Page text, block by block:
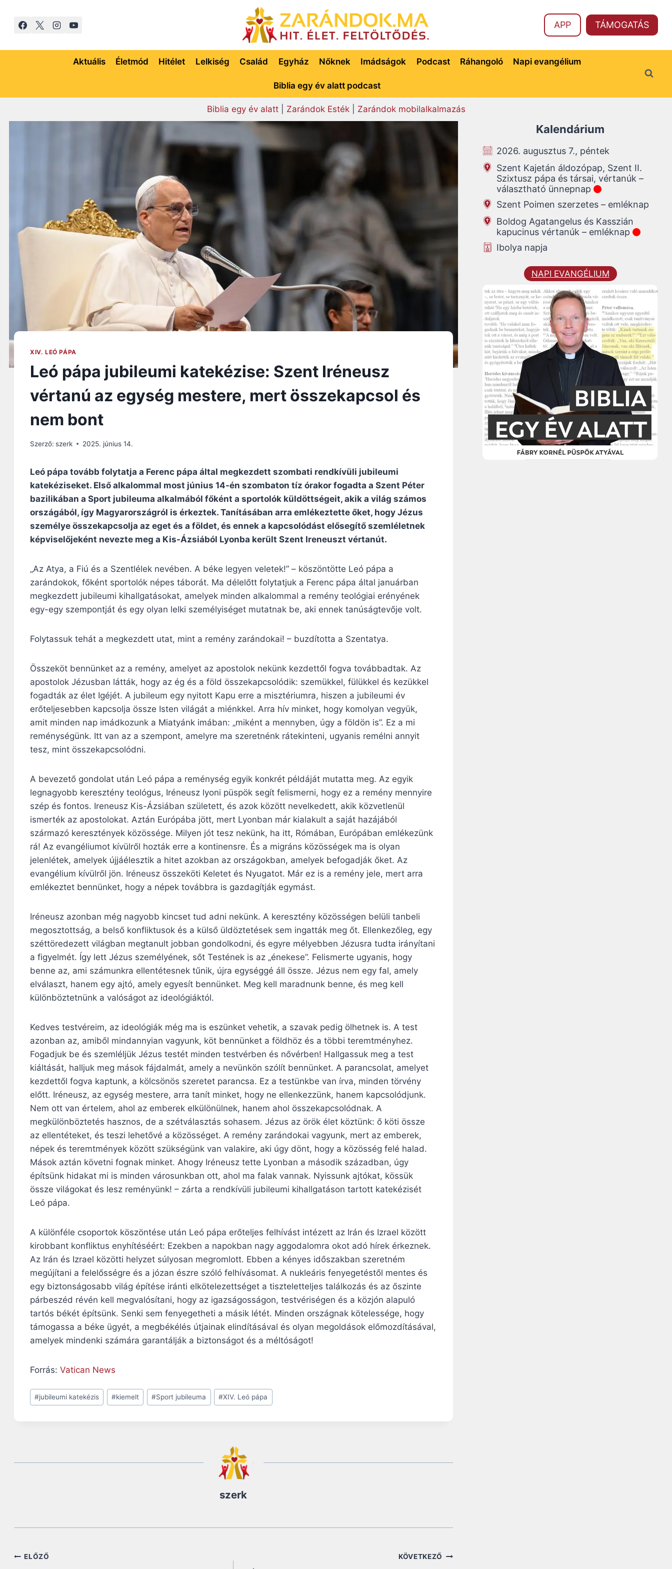
APP TÁMOGATÁS
Aktuális Életmód Hitélet Lelkiség Család Egyház Nőknek Imádságok Podcast Ráhangoló Napi evangélium
Biblia egy év alatt podcast
Biblia egy év alatt| Zarándok Esték| Zarándok mobilalkalmazás
XIV. LEÓ PÁPA
Leó pápa jubileumi katekézise: Szent Iréneusz
vértanú az egység mestere, mert összekapcsol és
nem bont
Szerző: szerk 2025. június 14.
Leó pápa tovább folytatja a Ferenc pápa által megkezdett szombati rendkívüli jubileumi
katekéziseket. Első alkalommal most június 14-én szombaton tíz órakor fogadta a Szent Péter
bazilikában a Sport jubileuma alkalmából főként a sportolók küldöttségeit, akik a világ számos
országából, így Magyarországról is érkeztek. Tanításában arra emlékeztette őket, hogy Jézus
személye összekapcsolja az eget és a földet, és ennek a kapcsolódást elősegítő szemléletnek
képviselőjeként nevezte meg a Kis-Ázsiából Lyonba került Szent Ireneuszt vértanút.
„Az Atya, a Fiú és a Szentlélek nevében. A béke legyen veletek!” – köszöntötte Leó pápa a
zarándokok, főként sportolók népes táborát. Ma délelőtt folytatjuk a Ferenc pápa által januárban
megkezdett jubileumi kihallgatásokat, amelyek minden alkalommal a remény teológiai erényének
egy-egy szempontját és egy olyan lelki személyiséget mutatnak be, aki ennek tanúságtevője volt.
Folytassuk tehát a megkezdett utat, mint a remény zarándokai! – buzdította a Szentatya.
Összeköt bennünket az a remény, amelyet az apostolok nekünk kezdettől fogva továbbadtak. Az
apostolok Jézusban látták, hogy az ég és a föld összekapcsolódik: szemükkel, fülükkel és kezükkel
fogadták az élet Igéjét. A jubileum egy nyitott Kapu erre a misztériumra, hiszen a jubileumi év
erőteljesebben kapcsolja össze Isten világát a miénkkel. Arra hív minket, hogy komolyan vegyük,
amit minden nap imádkozunk a Miatyánk imában: „miként a mennyben, úgy a földön is”. Ez a mi
reménységünk. Itt van az a szempont, amelyre ma szeretnénk rátekinteni, ugyanis remélni annyit
tesz, mint összekapcsolódni.
A bevezető gondolat után Leó pápa a reménység egyik konkrét példáját mutatta meg. Az egyik
legnagyobb keresztény teológus, Iréneusz lyoni püspök segít felismerni, hogy ez a remény mennyire
szép és fontos. Ireneusz Kis-Ázsiában született, és azok között nevelkedett, akik közvetlenül
ismerték az apostolokat. Aztán Európába jött, mert Lyonban már kialakult a saját hazájából
származó keresztények közössége. Milyen jót tesz nekünk, ha itt, Rómában, Európában emlékezünk
rá! Az evangéliumot kívülről hozták erre a kontinensre. És a migráns közösségek ma is olyan
jelenlétek, amelyek újjáélesztik a hitet azokban az országokban, amelyek befogadják őket. Az
evangélium kívülről jön. Iréneusz összeköti Keletet és Nyugatot. Már ez is a remény jele, mert arra
emlékeztet bennünket, hogy a népek továbbra is gazdagítják egymást.
Iréneusz azonban még nagyobb kincset tud adni nekünk. A keresztény közösségen belüli tanbeli
megosztottság, a belső konfliktusok és a külső üldöztetések sem ingatták meg őt. Ellenkezőleg, egy
széttöredezett világban megtanult jobban gondolkodni, és egyre mélyebben Jézusra tudta irányítani
a figyelmét. Így lett Jézus személyének, sőt Testének is az „énekese”. Felismerte ugyanis, hogy
benne az, ami számunkra ellentétesnek tűnik, újra egységgé áll össze. Jézus nem egy fal, amely
elválaszt, hanem egy ajtó, amely egyesít bennünket. Meg kell maradnunk benne, és meg kell
különböztetnünk a valóságot az ideológiáktól.
Kedves testvéreim, az ideológiák még ma is eszünket vehetik, a szavak pedig ölhetnek is. A test
azonban az, amiből mindannyian vagyunk, köt bennünket a földhöz és a többi teremtményhez.
Fogadjuk be és szemléljük Jézus testét minden testvérben és nővérben! Hallgassuk meg a test
kiáltását, halljuk meg mások fájdalmát, amely a nevünkön szólít bennünket. A parancsolat, amelyet
kezdettől fogva kaptunk, a kölcsönös szeretet parancsa. Ez a testünkbe van írva, minden törvény
előtt. Iréneusz, az egység mestere, arra tanít minket, hogy ne ellenkezzünk, hanem kapcsolódjunk.
Nem ott van értelem, ahol az emberek elkülönülnek, hanem ahol összekapcsolódnak. A
megkülönböztetés hasznos, de a szétválasztás sohasem. Jézus az örök élet köztünk: ő köti össze
az ellentéteket, és teszi lehetővé a közösséget. A remény zarándokai vagyunk, mert az emberek,
népek és teremtmények között szükségünk van valakire, aki úgy dönt, hogy a közösség felé halad.
Mások aztán követni fognak minket. Ahogy Iréneusz tette Lyonban a második században, úgy
építsünk hidakat mi is minden városunkban ott, ahol ma falak vannak. Nyissunk ajtókat, kössük
össze világokat és lesz reményünk! – zárta a rendkívüli jubileumi kihallgatáson tartott katekézisét
Leó pápa.
A különféle csoportok köszöntése után Leó pápa erőteljes felhívást intézett az Irán és Izrael között
kirobbant konfliktus enyhítéséért: Ezekben a napokban nagy aggodalomra okot adó hírek érkeznek.
Az Irán és Izrael közötti helyzet súlyosan megromlott. Ebben a kényes időszakban szeretném
megújítani a felelősségre és a józan észre szóló felhívásomat. A nukleáris fenyegetéstől mentes és
egy biztonságosabb világ építése iránti elkötelezettséget a tiszteletteljes találkozás és az őszinte
párbeszéd révén kell megvalósítani, hogy az igazságosságon, testvériségen és a közjón alapuló
tartós békét építsünk. Senki sem fenyegetheti a másik létét. Minden országnak kötelessége, hogy
támogassa a béke ügyét, a megbékélés útjainak elindításával és olyan megoldások előmozdításával,
amelyek mindenki számára garantálják a biztonságot és a méltóságot!
Forrás: Vatican News
Post
Tags:
#jubileumi katekézis #kiemelt #Sport jubileuma #XIV. Leó pápa
szerk
Bejegyzés
ELŐZŐ KÖVETKEZŐ
Kalendárium
2026. augusztus 7., péntek
Szent Kajetán áldozópap, Szent II.
Szixtusz pápa és társai, vértanúk –
választható ünnepnap
Szent Poimen szerzetes – emléknap
Boldog Agatangelus és Kasszián
kapucinus vértanúk – emléknap
Ibolya napja
NAPI EVANGÉLIUM